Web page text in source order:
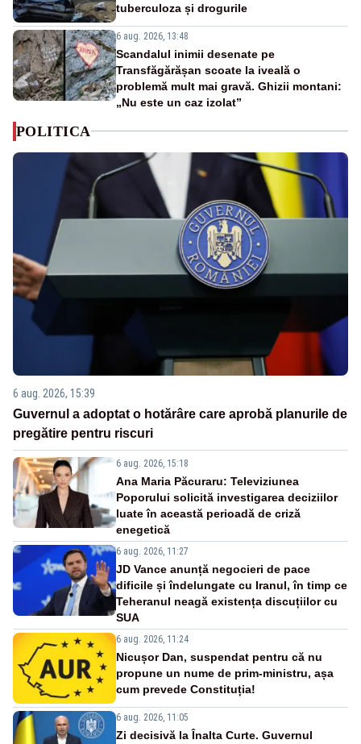
tuberculoza și drogurile
6 aug. 2026, 13:48
Scandalul inimii desenate pe
Transfăgărășan scoate la iveală o
problemă mult mai gravă. Ghizii montani:
„Nu este un caz izolat”
POLITICA
6 aug. 2026, 15:39
Guvernul a adoptat o hotărâre care aprobă planurile de
pregătire pentru riscuri
6 aug. 2026, 15:18
Ana Maria Păcuraru: Televiziunea
Poporului solicită investigarea deciziilor
luate în această perioadă de criză
enegetică
6 aug. 2026, 11:27
JD Vance anunță negocieri de pace
dificile și îndelungate cu Iranul, în timp ce
Teheranul neagă existența discuțiilor cu
SUA
6 aug. 2026, 11:24
Nicușor Dan, suspendat pentru că nu
propune un nume de prim-ministru, așa
cum prevede Constituția!
6 aug. 2026, 11:05
Zi decisivă la Înalta Curte. Guvernul